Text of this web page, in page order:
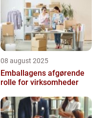
08 august 2025
Emballagens afgørende
rolle for virksomheder